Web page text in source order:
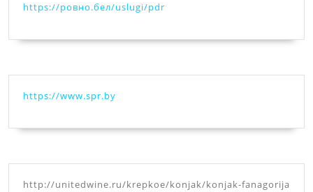
https://ровно.бел/uslugi/pdr
https://www.spr.by
http://unitedwine.ru/krepkoe/konjak/konjak-fanagorija